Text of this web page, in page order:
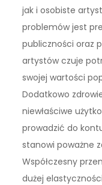
jak i osobiste
problemów jest
publiczności oraz
artystów czuje
swojej wartości
Dodatkowo
niewłaściwe
prowadzić do
stanowi poważne
Współczesny
dużej